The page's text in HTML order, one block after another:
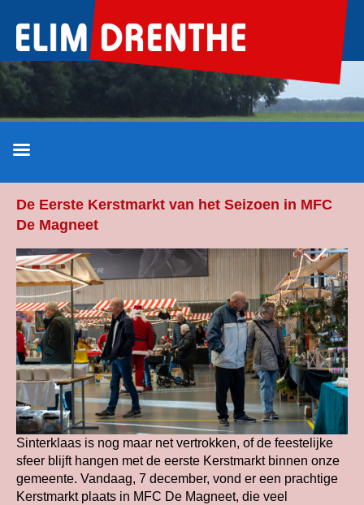
naar
inhoud
De Eerste Kerstmarkt van het Seizoen in MFC
De Magneet
Sinterklaas is nog maar net vertrokken, of de feestelijke
sfeer blijft hangen met de eerste Kerstmarkt binnen onze
gemeente. Vandaag, 7 december, vond er een prachtige
Kerstmarkt plaats in MFC De Magneet, die veel